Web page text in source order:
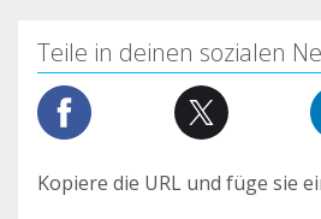
Teile in deinen sozialen
Kopiere die URL und füge sie